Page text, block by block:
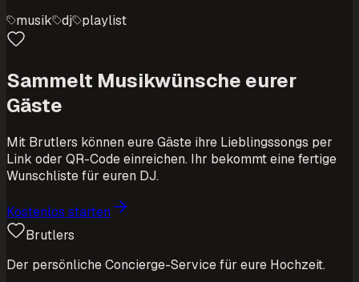
musik
dj playlist
Sammelt Musikwünsche eurer
Gäste
Mit Brutlers können eure Gäste ihre Lieblingssongs per
Link oder QR-Code einreichen. Ihr bekommt eine fertige
Wunschliste für euren DJ.
Kostenlos starten
Brutlers
Der persönliche Concierge-Service für eure Hochzeit.